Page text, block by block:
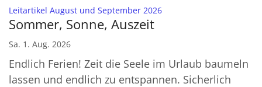
Leitartikel August und September 2026:
Sommer, Sonne, Auszeit
Sa. 1. Aug. 2026
Endlich Ferien! Zeit die Seele im Urlaub baumeln
lassen und endlich zu entspannen. Sicherlich